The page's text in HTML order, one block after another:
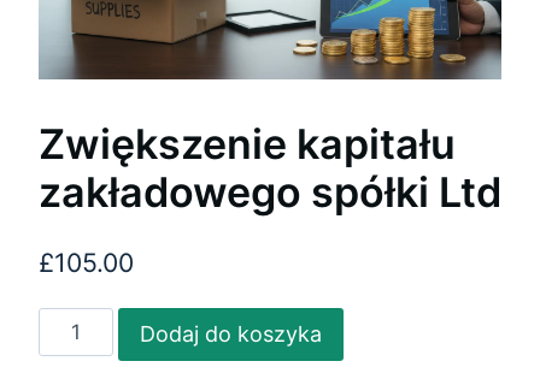
Zwiększenie kapitału
zakładowego spółki Ltd
£105.00
ilość
Zwiększenie
Dodaj do koszyka